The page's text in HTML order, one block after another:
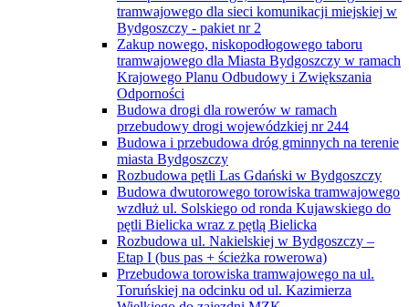
tramwajowego dla sieci komunikacji miejskiej w
Bydgoszczy - pakiet nr 2
Zakup nowego, niskopodłogowego taboru
tramwajowego dla Miasta Bydgoszczy w ramach
Krajowego Planu Odbudowy i Zwiększania
Odporności
Budowa drogi dla rowerów w ramach
przebudowy drogi wojewódzkiej nr 244
Budowa i przebudowa dróg gminnych na terenie
miasta Bydgoszczy
Rozbudowa pętli Las Gdański w Bydgoszczy
Budowa dwutorowego torowiska tramwajowego
wzdłuż ul. Solskiego od ronda Kujawskiego do
pętli Bielicka wraz z pętlą Bielicka
Rozbudowa ul. Nakielskiej w Bydgoszczy –
Etap I (bus pas + ścieżka rowerowa)
Przebudowa torowiska tramwajowego na ul.
Toruńskiej na odcinku od ul. Kazimierza